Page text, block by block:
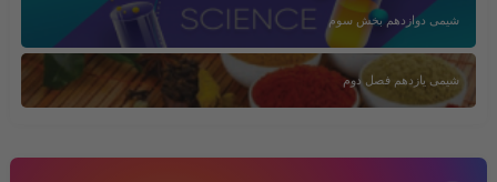
شیمی دوازدهم بخش سوم
شیمی یازدهم فصل دوم